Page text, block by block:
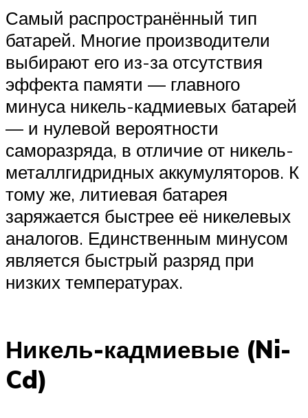
Самый распространённый тип
батарей. Многие производители
выбирают его из-за отсутствия
эффекта памяти — главного
минуса никель-кадмиевых батарей
— и нулевой вероятности
саморазряда, в отличие от никель-
металлгидридных аккумуляторов. К
тому же, литиевая батарея
заряжается быстрее её никелевых
аналогов. Единственным минусом
является быстрый разряд при
низких температурах.
Никель-кадмиевые (Ni-
Cd)